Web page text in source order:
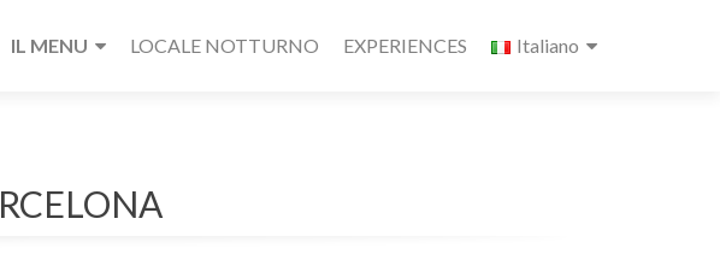
IL MENU LOCALE NOTTURNO EXPERIENCES Italiano